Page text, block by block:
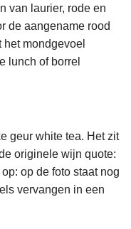
van laurier, rode en
de aangename rood
het mondgevoel
lunch of borrel
geur white tea. Het zit
originele wijn quote:
op de foto staat nog
vervangen in een